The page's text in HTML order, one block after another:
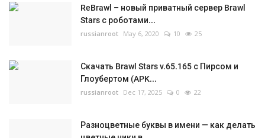
ReBrawl – новый приватный сервер Brawl
Stars с роботами...
russianroot May 6, 2020 10 25
Скачать Brawl Stars v.65.165 с Пирсом и
Глоубертом (APK...
russianroot Dec 17, 2025 0 22
Разноцветные буквы в имени — как делать